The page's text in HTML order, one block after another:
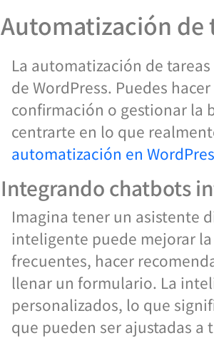
Automatización de
La automatización de
de WordPress. Puedes
confirmación o gestionar la
centrarte en lo que
automatización en
Integrando chatbots
Imagina tener un asistente
inteligente puede mejorar
frecuentes, hacer
llenar un formulario. La
personalizados, lo que
que pueden ser ajustadas a